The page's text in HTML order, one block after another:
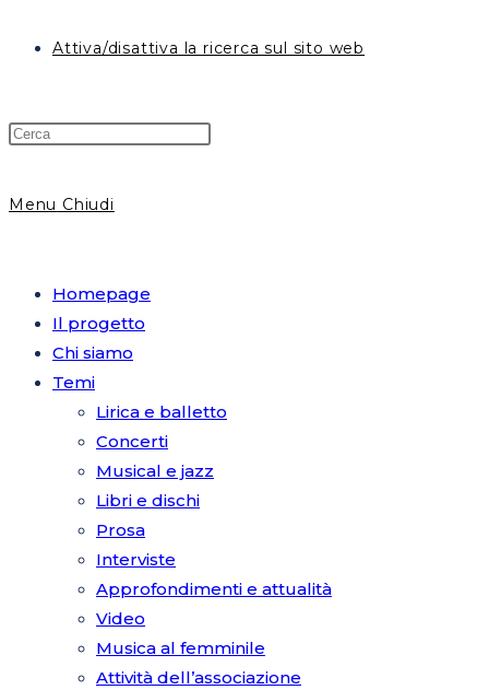
Attiva/disattiva la ricerca sul sito web
Menu Chiudi
Homepage
Il progetto
Chi siamo
Temi
Lirica e balletto
Concerti
Musical e jazz
Libri e dischi
Prosa
Interviste
Approfondimenti e attualità
Video
Musica al femminile
Attività dell’associazione